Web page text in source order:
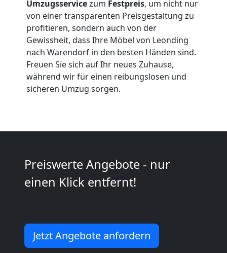
Umzugsservicezum Festpreis, um nicht nur
von einer transparenten Preisgestaltung zu
profitieren, sondern auch von der
Gewissheit, dass Ihre Möbel von Leonding
nach Warendorf in den besten Händen sind.
Freuen Sie sich auf Ihr neues Zuhause,
während wir für einen reibungslosen und
sicheren Umzug sorgen.
Preiswerte Angebote - nur
einen Klick entfernt!
Jetzt Angebote anfordern
Qualitäts-
Umzüge
Leonding
Leonding
Anfrage
National